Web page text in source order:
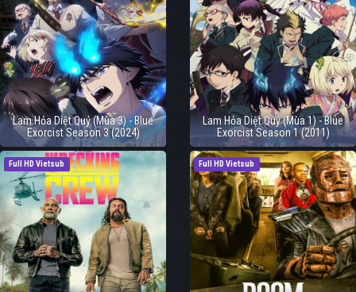
Lam Hỏa Diệt Quỷ (Mùa 3) - Blue
Exorcist Season 3 (2024)
Lam Hỏa Diệt Quỷ (Mùa 1) - Blue
Exorcist Season 1 (2011)
Full HD Vietsub Full HD Vietsub